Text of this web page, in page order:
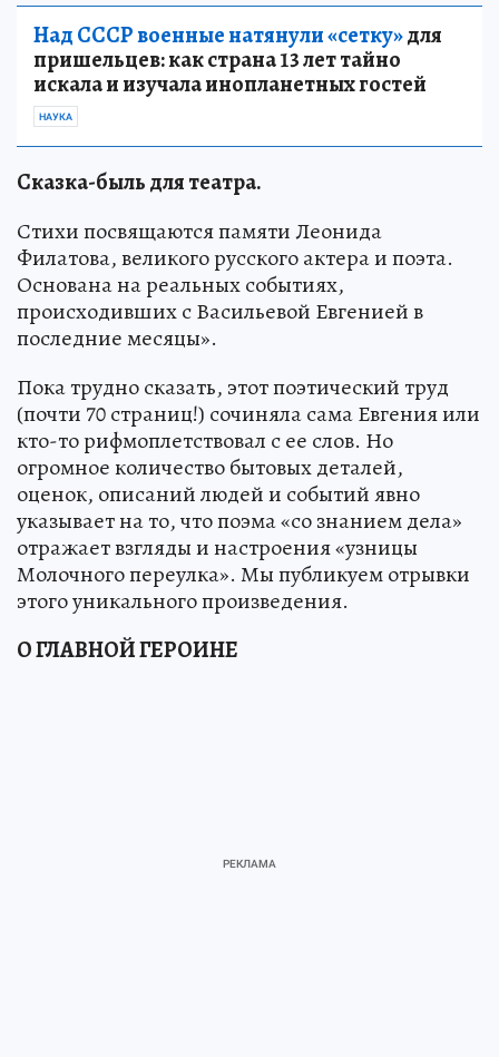
Над СССР военные натянули «сетку»для
пришельцев: как страна 13 лет тайно
искала и изучала инопланетных гостей
НАУКА
Сказка-быль для театра.
Стихи посвящаются памяти Леонида
Филатова, великого русского актера и поэта.
Основана на реальных событиях,
происходивших с Васильевой Евгенией в
последние месяцы».
Пока трудно сказать, этот поэтический труд
(почти 70 страниц!) сочиняла сама Евгения или
кто-то рифмоплетствовал с ее слов. Но
огромное количество бытовых деталей,
оценок, описаний людей и событий явно
указывает на то, что поэма «со знанием дела»
отражает взгляды и настроения «узницы
Молочного переулка». Мы публикуем отрывки
этого уникального произведения.
О ГЛАВНОЙ ГЕРОИНЕ